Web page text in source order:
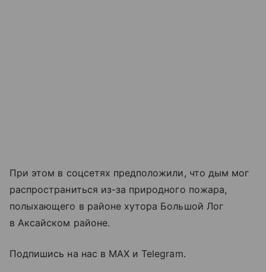
При этом в соцсетях предположили, что дым мог
распространиться из-за природного пожара,
полыхающего в районе хутора Большой Лог
в Аксайском районе.
Подпишись на нас в MAX и Telegram.